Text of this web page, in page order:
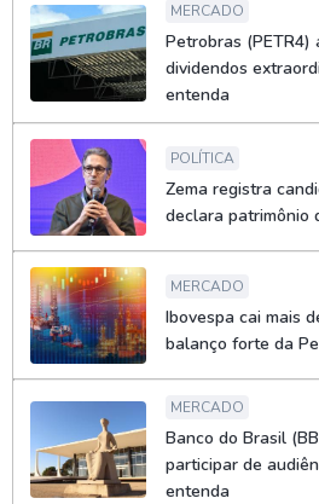
MERCADO
Petrobras
dividendos
entenda
POLÍTICA
Zema registra
declara patrimônio
MERCADO
Ibovespa cai mais
balanço forte da
MERCADO
Banco do Brasil
participar de
entenda